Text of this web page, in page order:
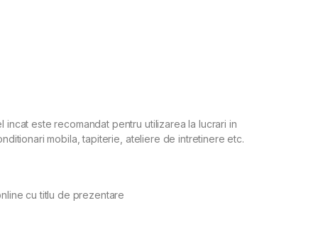
incat este recomandat pentru utilizarea la lucrari in
mobila, tapiterie, ateliere de intretinere etc.
cu titlu de prezentare